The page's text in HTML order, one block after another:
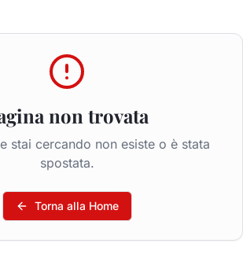
non trovata
stai cercando non esiste o è stata
spostata.
Torna alla Home